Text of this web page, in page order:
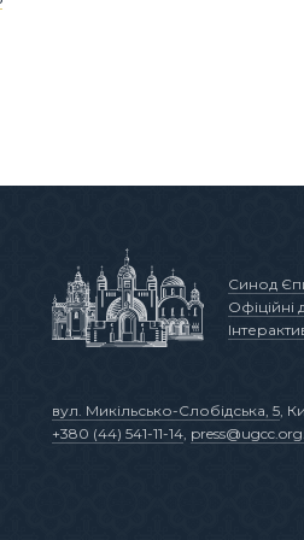
вул. Микільсько-Слобідська, 5,
+380 (44) 541-11-14,
Синод
Офіційні